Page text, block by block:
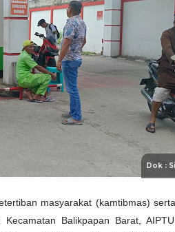
masyarakat (kamtibmas)
Balikpapan Barat,